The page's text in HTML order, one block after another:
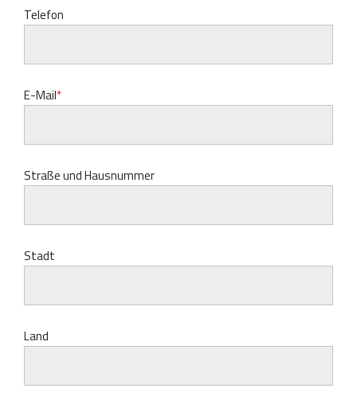
Telefon
E-Mail
Straße und Hausnummer
Stadt
Land